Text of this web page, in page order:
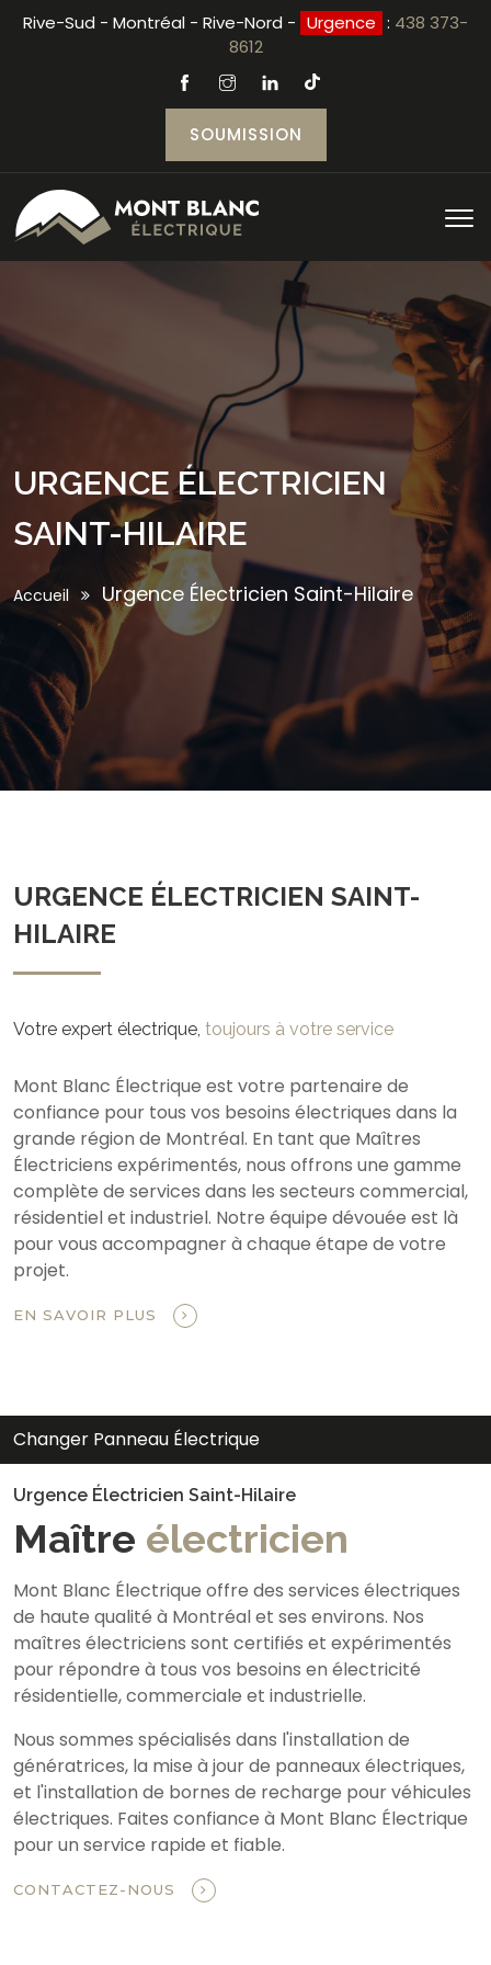
Rive-Sud - Montréal - Rive-Nord - Urgence : 438 373-
8612
SOUMISSION
URGENCE ÉLECTRICIEN
SAINT-HILAIRE
Accueil Urgence Électricien Saint-Hilaire
URGENCE ÉLECTRICIEN SAINT-
HILAIRE
Votre expert électrique, toujours à votre service
Mont Blanc Électrique est votre partenaire de
confiance pour tous vos besoins électriques dans la
grande région de Montréal. En tant que Maîtres
Électriciens expérimentés, nous offrons une gamme
complète de services dans les secteurs commercial,
résidentiel et industriel. Notre équipe dévouée est là
pour vous accompagner à chaque étape de votre
projet.
EN SAVOIR PLUS
Changer Panneau Électrique
Urgence Électricien Saint-Hilaire
Maître électricien
Mont Blanc Électrique offre des services électriques
de haute qualité à Montréal et ses environs. Nos
maîtres électriciens sont certifiés et expérimentés
pour répondre à tous vos besoins en électricité
résidentielle, commerciale et industrielle.
Nous sommes spécialisés dans l'installation de
génératrices, la mise à jour de panneaux électriques,
et l'installation de bornes de recharge pour véhicules
électriques. Faites confiance à Mont Blanc Électrique
pour un service rapide et fiable.
CONTACTEZ-NOUS